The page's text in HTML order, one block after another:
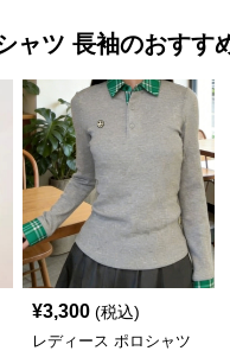
ャツ 長袖のおすす
¥3,300 (税込)
レディース ポロシャツ